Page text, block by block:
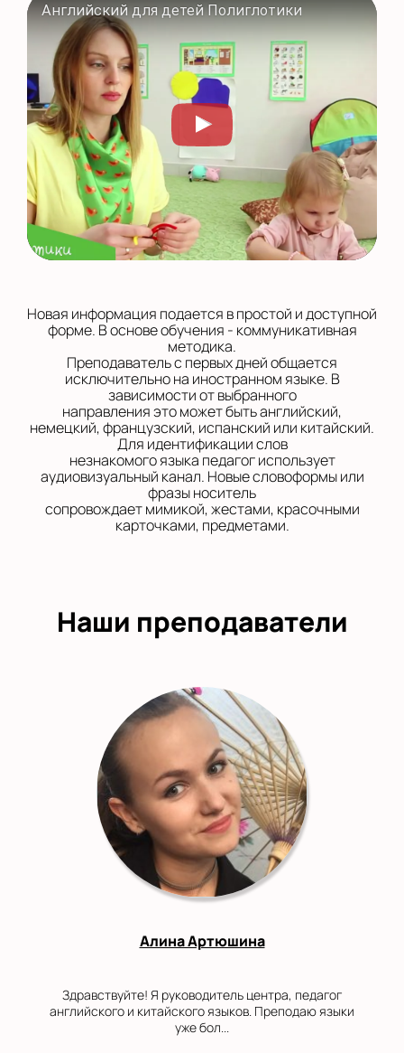
Английский для детей Полиглотики
Новая информация подается в простой и доступной
форме. В основе обучения - коммуникативная
методика.
Преподаватель с первых дней общается
исключительно на иностранном языке. В
зависимости от выбранного
направления это может быть английский,
немецкий, французский, испанский или китайский.
Для идентификации слов
незнакомого языка педагог использует
аудиовизуальный канал. Новые словоформы или
фразы носитель
сопровождает мимикой, жестами, красочными
карточками, предметами.
Наши преподаватели
Алина Артюшина
Здравствуйте! Я руководитель центра, педагог
английского и китайского языков. Преподаю языки
уже бол...